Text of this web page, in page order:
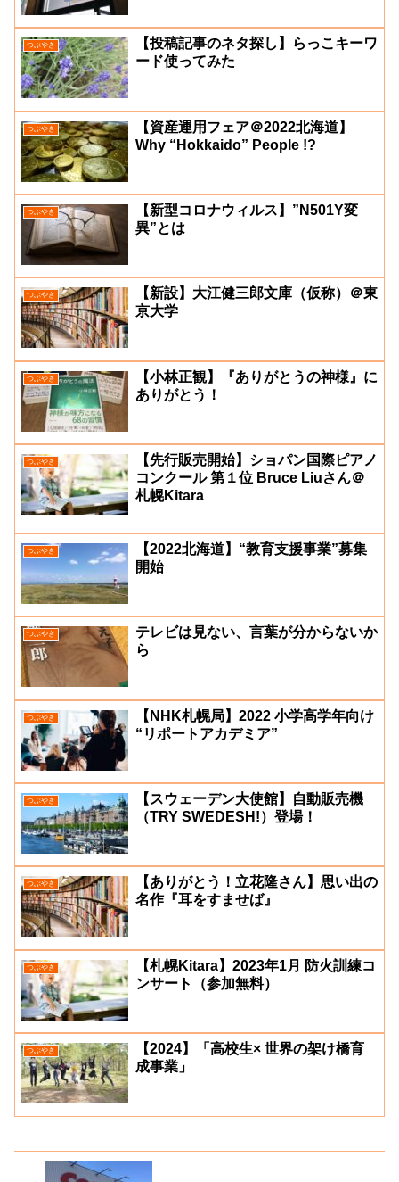
つぶやき
【投稿記事のネタ探し】らっこキーワ
ード使ってみた
つぶやき
【資産運用フェア＠2022北海道】
Why “Hokkaido” People !?
つぶやき
【新型コロナウィルス】”N501Y変
異”とは
つぶやき
【新設】大江健三郎文庫（仮称）＠東
京大学
つぶやき
【小林正観】『ありがとうの神様』に
ありがとう！
つぶやき
【先行販売開始】ショパン国際ピアノ
コンクール 第１位 Bruce Liuさん＠
札幌Kitara
つぶやき
【2022北海道】“教育支援事業”募集
開始
つぶやき
テレビは見ない、言葉が分からないか
ら
つぶやき
【NHK札幌局】2022 小学高学年向け
“リポートアカデミア”
つぶやき
【スウェーデン大使館】自動販売機
（TRY SWEDESH!）登場！
つぶやき
【ありがとう！立花隆さん】思い出の
名作『耳をすませば』
つぶやき
【札幌Kitara】2023年1月 防火訓練コ
ンサート（参加無料）
つぶやき
【2024】「高校生× 世界の架け橋育
成事業」